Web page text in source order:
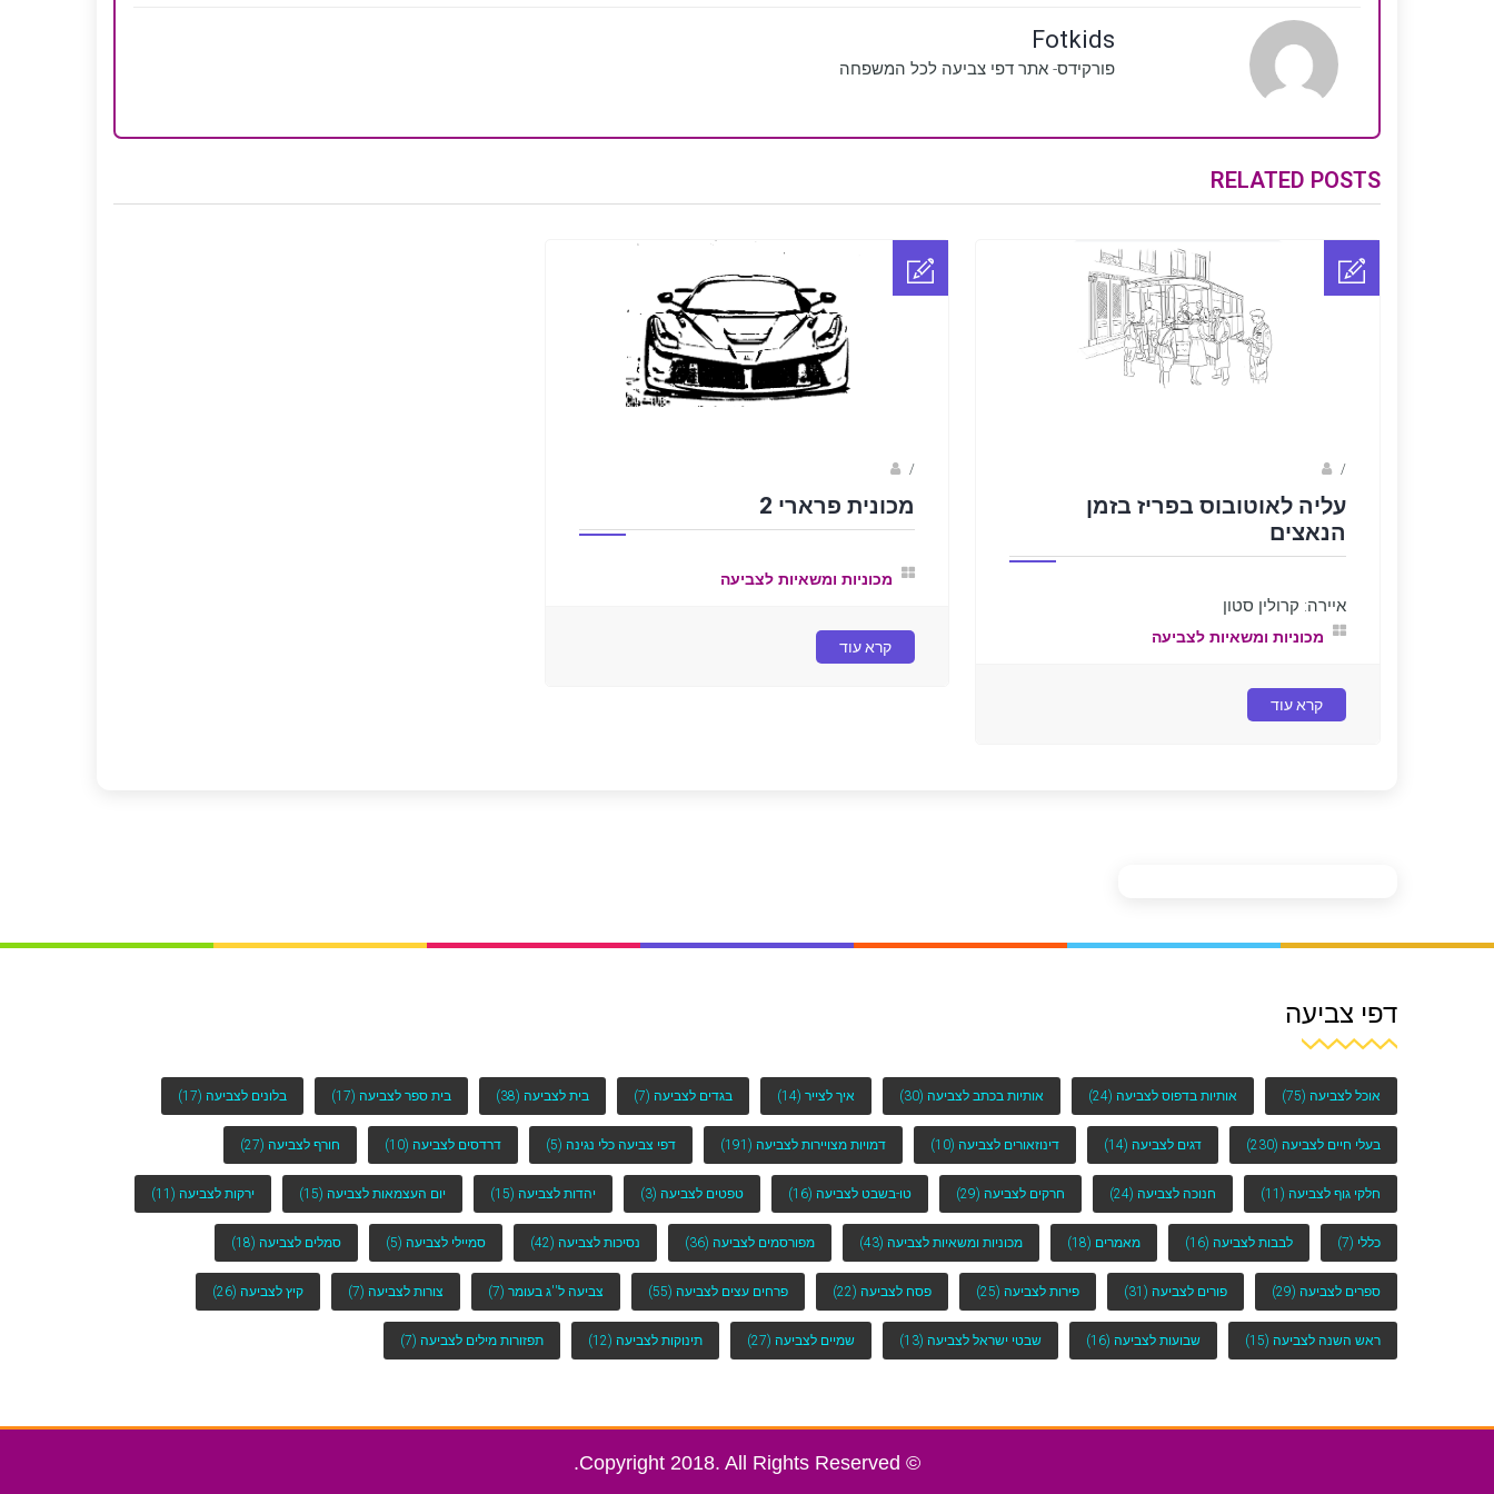
Fotkids
פורקידס- אתר דפי צביעה לכל המשפחה
RELATED POSTS
/
עליה לאוטובוס בפריז בזמן
הנאצים
איירה: קרולין סטון
מכוניות ומשאיות לצביעה
קרא עוד
/
מכונית פרארי 2
מכוניות ומשאיות לצביעה
קרא עוד
דפי צביעה
אוכל לצביעה (75) אותיות בדפוס לצביעה (24) אותיות בכתב לצביעה (30) איך לצייר (14) בגדים לצביעה (7) בית לצביעה (38) בית ספר לצביעה (17) בלונים לצביעה (17)
בעלי חיים לצביעה (230) דגים לצביעה (14) דינוזאורים לצביעה (10) דמויות מצויירות לצביעה (191) דפי צביעה כלי נגינה (5) דרדסים לצביעה (10) חורף לצביעה (27)
חלקי גוף לצביעה (11) חנוכה לצביעה (24) חרקים לצביעה (29) טו-בשבט לצביעה (16) טפטים לצביעה (3) יהדות לצביעה (15) יום העצמאות לצביעה (15) ירקות לצביעה (11)
כללי (7) לבבות לצביעה (16) מאמרים (18) מכוניות ומשאיות לצביעה (43) מפורסמים לצביעה (36) נסיכות לצביעה (42) סמיילי לצביעה (5) סמלים לצביעה (18)
ספרים לצביעה (29) פורים לצביעה (31) פירות לצביעה (25) פסח לצביעה (22) פרחים עצים לצביעה (55) צביעה ל''ג בעומר (7) צורות לצביעה (7) קיץ לצביעה (26)
ראש השנה לצביעה (15) שבועות לצביעה (16) שבטי ישראל לצביעה (13) שמיים לצביעה (27) תינוקות לצביעה (12) תפזורות מילים לצביעה (7)
© Copyright 2018. All Rights Reserved.